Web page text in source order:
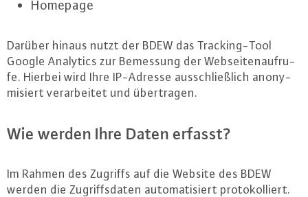
Homepage
Darüber hinaus nutzt der BDEW das Tracking-Tool
Google Analytics zur Bemessung der Web­sei­ten­auf­ru­
fe. Hierbei wird Ihre IP-Adres­se aus­schließ­lich an­ony­
mi­siert ver­ar­bei­tet und über­tra­gen.
Wie werden Ihre Daten erfasst?
Im Rahmen des Zugriffs auf die Website des BDEW
werden die Zu­griffs­da­ten au­to­ma­ti­siert pro­to­kol­liert.